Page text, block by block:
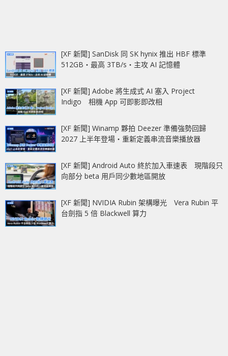
[XF 新聞] SanDisk 同 SK hynix 推出 HBF 標準
512GB‧最高 3TB/s‧主攻 AI 記憶體
[XF 新聞] Adobe 將生成式 AI 塞入 Project
Indigo 相機 App 可即影即改相
[XF 新聞] Winamp 夥拍 Deezer 準備強勢回歸
2027 上半年登場‧重新定義串流音樂播放器
[XF 新聞] Android Auto 終於加入車速表 現階段只
向部分 beta 用戶同少數地區開放
[XF 新聞] NVIDIA Rubin 架構曝光 Vera Rubin 平
台劍指 5 倍 Blackwell 算力